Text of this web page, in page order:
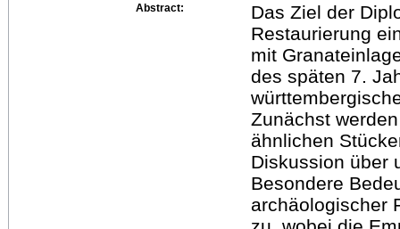
Abstract:
Das Ziel der
Restaurierung
mit
des späten 7.
Zunächst
ähnlichen
Diskussion über
Besondere
archäologischer